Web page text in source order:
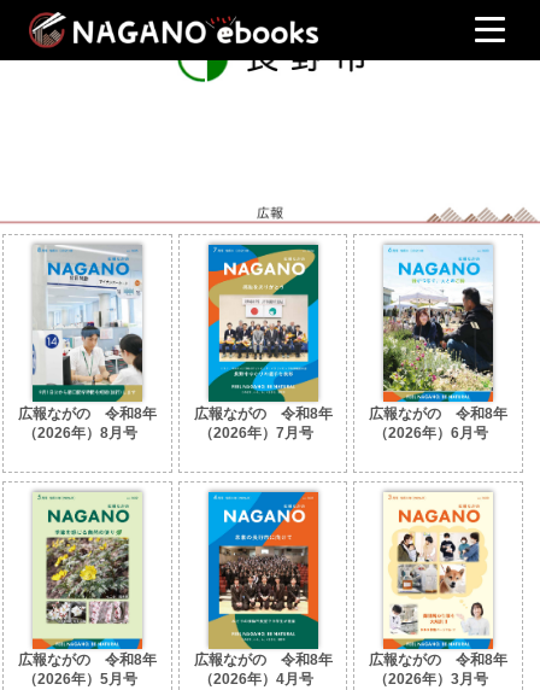
広報ながの 令和8年
（2026年）8月号
広報ながの 令和8年
（2026年）7月号
広報ながの 令和8年
（2026年）6月号
広報ながの 令和8年
（2026年）5月号
広報ながの 令和8年
（2026年）4月号
広報ながの 令和8年
（2026年）3月号